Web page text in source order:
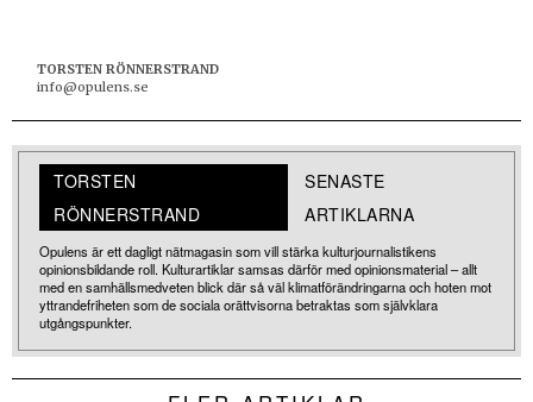
TORSTEN RÖNNERSTRAND
info@opulens.se
TORSTEN
RÖNNERSTRAND
SENASTE
ARTIKLARNA
Opulens är ett dagligt nätmagasin som vill stärka kulturjournalistikens
opinionsbildande roll. Kulturartiklar samsas därför med opinionsmaterial – allt
med en samhällsmedveten blick där så väl klimatförändringarna och hoten mot
yttrandefriheten som de sociala orättvisorna betraktas som självklara
utgångspunkter.